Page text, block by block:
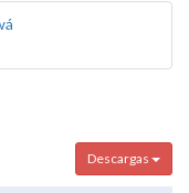
Descargas